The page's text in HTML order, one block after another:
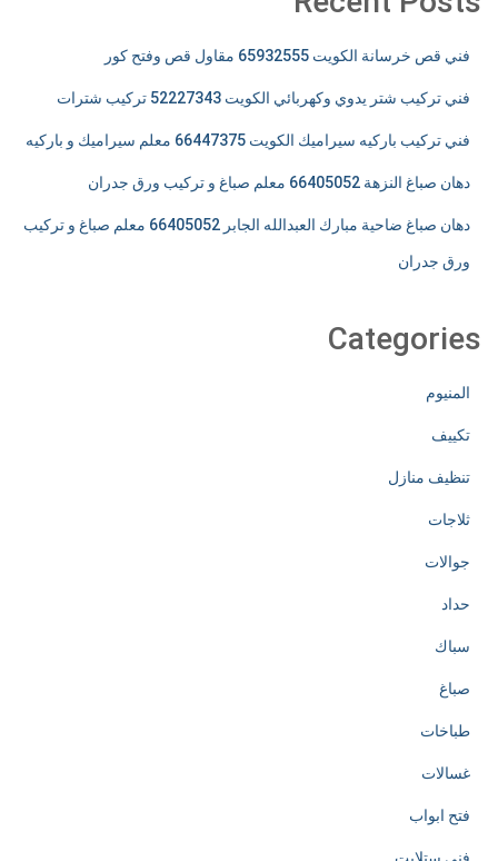
فني قص خرسانة الكويت 65932555 مقاول قص وفتح كور
فني تركيب شتر يدوي وكهربائي الكويت 52227343 تركيب شترات
فني تركيب باركيه سيراميك الكويت 66447375 معلم سيراميك و باركيه
دهان صباغ النزهة 66405052 معلم صباغ و تركيب ورق جدران
دهان صباغ ضاحية مبارك العبدالله الجابر 66405052 معلم صباغ و تركيب
ورق جدران
Categories
المنيوم
تكييف
تنظيف منازل
ثلاجات
جوالات
حداد
سباك
صباغ
طباخات
غسالات
فتح ابواب
فني ستلايت